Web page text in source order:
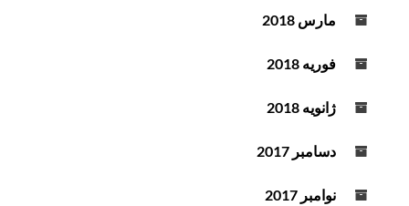
مارس 2018
فوریه 2018
ژانویه 2018
دسامبر 2017
نوامبر 2017